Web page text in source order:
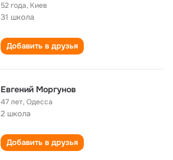
52 года, Киев
31 школа
Добавить в друзья
Евгений Моргунов
47 лет,Одесса
2 школа
Добавить в друзья